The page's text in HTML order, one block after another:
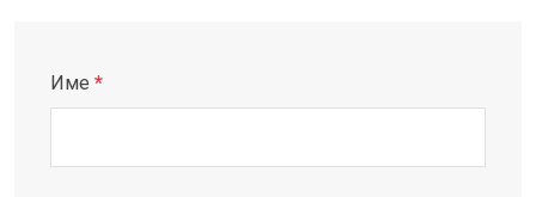
Име *